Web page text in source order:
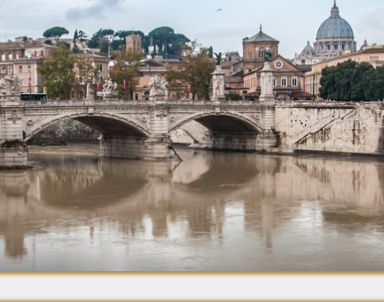
(509-265 гг до н.э.)
Поздняя Республика
(264-27 гг до н.э.)
Империя. Принципат
(27 г до н.э. — 284 г
н.э.)
Империя. Доминат
(284-476 гг)
Темные Века. Готы
Темные Века.
Экзархат
Средневековье
Возрождение и
Барокко
Стадионы, Термы
Музеи
Дохристианские
храмы
Христианские храмы,
базилики etc.
Дворцы
Арки, колонны и
обелиски
Фонтаны